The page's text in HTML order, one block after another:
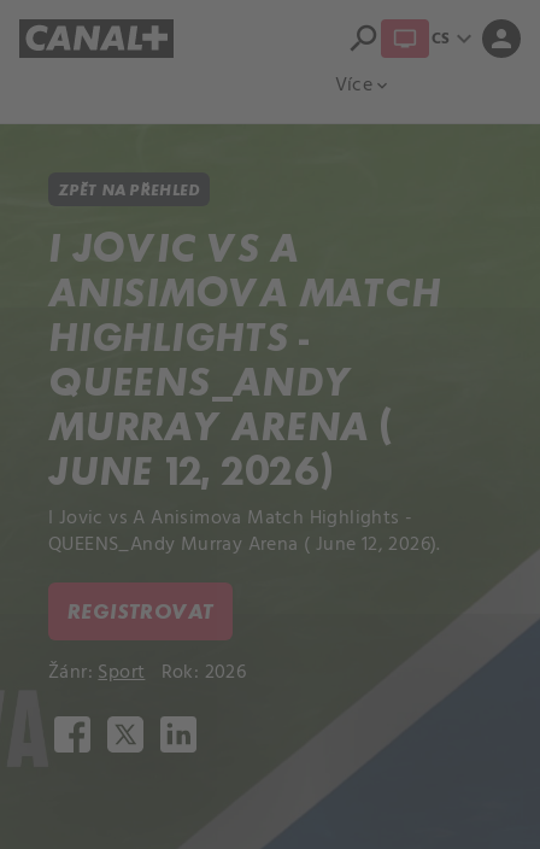
Více expand_more
search CS expand_more person
ZPĚT NA PŘEHLED
I JOVIC VS A
ANISIMOVA MATCH
HIGHLIGHTS -
QUEENS_ANDY
MURRAY ARENA (
JUNE 12, 2026)
I Jovic vs A Anisimova Match Highlights -
QUEENS_Andy Murray Arena ( June 12, 2026).
REGISTROVAT
Žánr:Sport Rok: 2026